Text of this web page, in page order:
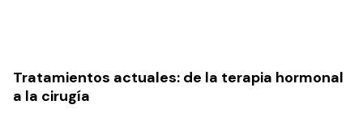
Tratamientos actuales: de la terapia hormonal
a la cirugía